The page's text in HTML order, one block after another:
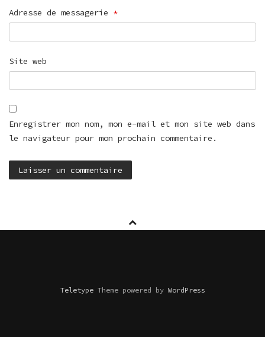
Adresse de messagerie *
Site web
Enregistrer mon nom, mon e-mail et mon site web dans
le navigateur pour mon prochain commentaire.
TeletypeTheme powered byWordPress